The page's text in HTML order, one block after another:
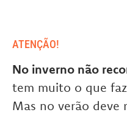
ATENÇÃO!
No inverno não
tem muito o que
Mas no verão deve